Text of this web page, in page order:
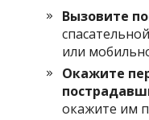
Вызовите
или
Окажите
окажите им